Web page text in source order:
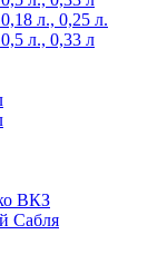
л., 0,25 л.
л., 0,33 л
ВКЗ
Сабля